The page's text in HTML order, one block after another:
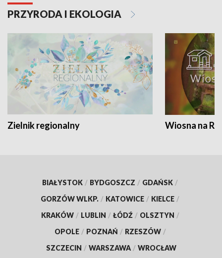
PRZYRODA I EKOLOGIA
Zielnik regionalny Wiosna na
BIAŁYSTOK / BYDGOSZCZ / GDAŃSK /
GORZÓW WLKP. / KATOWICE / KIELCE /
KRAKÓW / LUBLIN / ŁÓDŹ / OLSZTYN /
OPOLE / POZNAŃ / RZESZÓW /
SZCZECIN / WARSZAWA / WROCŁAW